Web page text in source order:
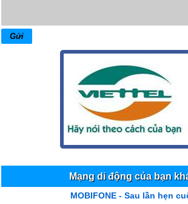
Mạng di động của bạn
MOBIFONE - Sau lần hẹn